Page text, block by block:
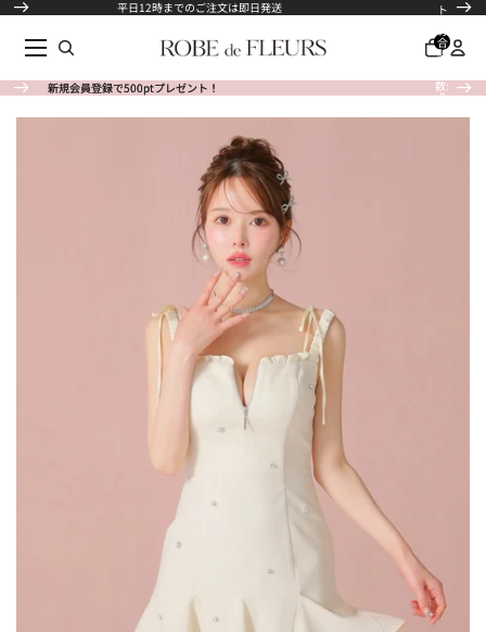
平日12時までのご注文は即日発送 ト
内
の
合
計
商
数:
0
新規会員登録で500ptプレゼント！
新規会員登録で500ptプレゼント！
商品情報にスキップ